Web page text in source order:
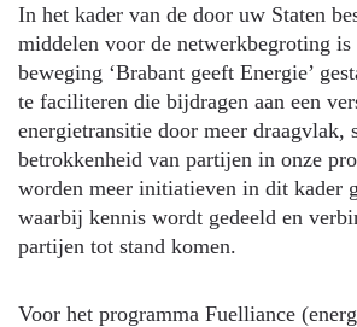
In het kader van de door uw Staten
middelen voor de netwerkbegroting is
beweging ‘Brabant geeft Energie’
te faciliteren die bijdragen aan een
energietransitie door meer draagvlak,
betrokkenheid van partijen in onze
worden meer initiatieven in dit kader
waarbij kennis wordt gedeeld en
partijen tot stand komen.
Voor het programma Fuelliance